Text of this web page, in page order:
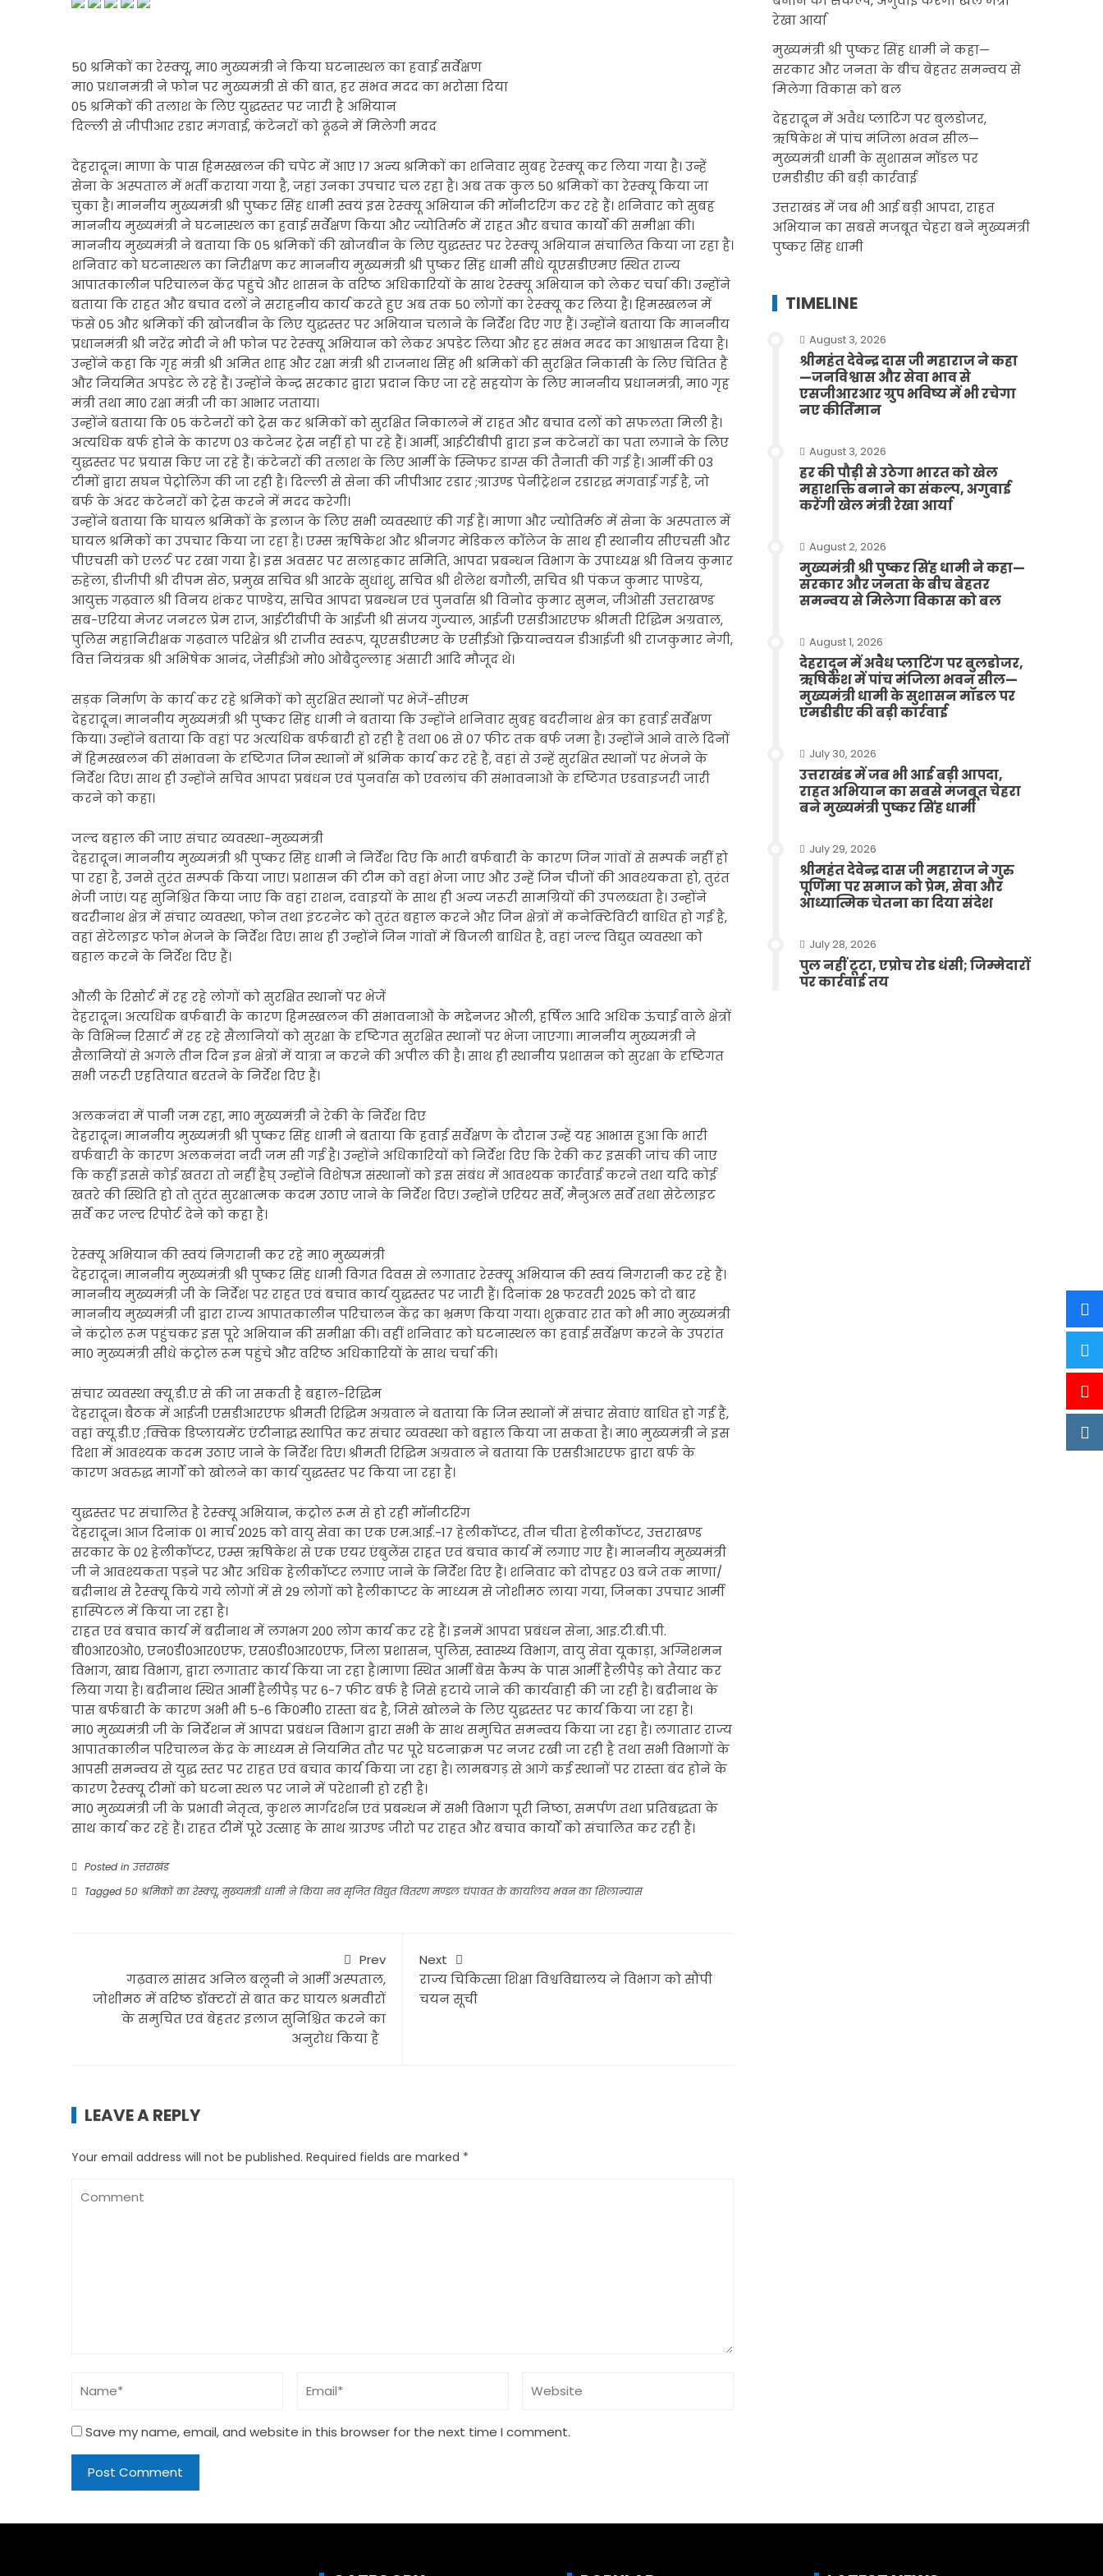
50 श्रमिकों का रेस्क्यू, मा0 मुख्यमंत्री ने किया घटनास्थल का हवाई सर्वेक्षण
मा0 प्रधानमंत्री ने फोन पर मुख्यमंत्री से की बात, हर संभव मदद का भरोसा दिया
05 श्रमिकों की तलाश के लिए युद्धस्तर पर जारी है अभियान
दिल्ली से जीपीआर रडार मंगवाई, कंटेनरों को ढूंढने में मिलेगी मदद
देहरादून। माणा के पास हिमस्खलन की चपेट में आए 17 अन्य श्रमिकों का शनिवार सुबह रेस्क्यू कर लिया गया है। उन्हें
सेना के अस्पताल में भर्ती कराया गया है, जहां उनका उपचार चल रहा है। अब तक कुल 50 श्रमिकों का रेस्क्यू किया जा
चुका है। माननीय मुख्यमंत्री श्री पुष्कर सिंह धामी स्वयं इस रेस्क्यू अभियान की मॉनीटरिंग कर रहे हैं। शनिवार को सुबह
माननीय मुख्यमंत्री ने घटनास्थल का हवाई सर्वेक्षण किया और ज्योतिर्मठ में राहत और बचाव कार्यों की समीक्षा की।
माननीय मुख्यमंत्री ने बताया कि 05 श्रमिकों की खोजबीन के लिए युद्धस्तर पर रेस्क्यू अभियान संचालित किया जा रहा है।
शनिवार को घटनास्थल का निरीक्षण कर माननीय मुख्यमंत्री श्री पुष्कर सिंह धामी सीधे यूएसडीएमए स्थित राज्य
आपातकालीन परिचालन केंद्र पहुंचे और शासन के वरिष्ठ अधिकारियों के साथ रेस्क्यू अभियान को लेकर चर्चा की। उन्होंने
बताया कि राहत और बचाव दलों ने सराहनीय कार्य करते हुए अब तक 50 लोगों का रेस्क्यू कर लिया है। हिमस्खलन में
फंसे 05 और श्रमिकों की खोजबीन के लिए युद्धस्तर पर अभियान चलाने के निर्देश दिए गए हैं। उन्होंने बताया कि माननीय
प्रधानमंत्री श्री नरेंद्र मोदी ने भी फोन पर रेस्क्यू अभियान को लेकर अपडेट लिया और हर संभव मदद का आश्वासन दिया है।
उन्होंने कहा कि गृह मंत्री श्री अमित शाह और रक्षा मंत्री श्री राजनाथ सिंह भी श्रमिकों की सुरक्षित निकासी के लिए चिंतित हैं
और नियमित अपडेट ले रहे हैं। उन्होंने केन्द्र सरकार द्वारा प्रदान किए जा रहे सहयोग के लिए माननीय प्रधानमंत्री, मा0 गृह
मंत्री तथा मा0 रक्षा मंत्री जी का आभार जताया।
उन्होंने बताया कि 05 कंटेनरों को ट्रेस कर श्रमिकों को सुरक्षित निकालने में राहत और बचाव दलों को सफलता मिली है।
अत्यधिक बर्फ होने के कारण 03 कंटेनर ट्रेस नहीं हो पा रहे हैं। आर्मी, आईटीबीपी द्वारा इन कंटेनरों का पता लगाने के लिए
युद्धस्तर पर प्रयास किए जा रहे हैं। कंटेनरों की तलाश के लिए आर्मी के स्निफर डाग्स की तैनाती की गई है। आर्मी की 03
टीमों द्वारा सघन पेट्रोलिंग की जा रही है। दिल्ली से सेना की जीपीआर रडार ;ग्राउण्ड पेनीट्रेशन रडारद्ध मंगवाई गई है, जो
बर्फ के अंदर कंटेनरों को ट्रेस करने में मदद करेगी।
उन्होंने बताया कि घायल श्रमिकों के इलाज के लिए सभी व्यवस्थाएं की गई हैं। माणा और ज्योतिर्मठ में सेना के अस्पताल में
घायल श्रमिकों का उपचार किया जा रहा है। एम्स ऋषिकेश और श्रीनगर मेडिकल कॉलेज के साथ ही स्थानीय सीएचसी और
पीएचसी को एलर्ट पर रखा गया है। इस अवसर पर सलाहकार समिति, आपदा प्रबन्धन विभाग के उपाध्यक्ष श्री विनय कुमार
रुहेला, डीजीपी श्री दीपम सेठ, प्रमुख सचिव श्री आरके सुधांशु, सचिव श्री शैलेश बगौली, सचिव श्री पंकज कुमार पाण्डेय,
आयुक्त गढ़वाल श्री विनय शंकर पाण्डेय, सचिव आपदा प्रबन्धन एवं पुनर्वास श्री विनोद कुमार सुमन, जीओसी उत्तराखण्ड
सब-एरिया मेजर जनरल प्रेम राज, आईटीबीपी के आईजी श्री संजय गुंज्याल, आईजी एसडीआरएफ श्रीमती रिद्धिम अग्रवाल,
पुलिस महानिरीक्षक गढ़वाल परिक्षेत्र श्री राजीव स्वरूप, यूएसडीएमए के एसीईओ क्रियान्वयन डीआईजी श्री राजकुमार नेगी,
वित्त नियंत्रक श्री अभिषेक आनंद, जेसीईओ मो0 ओबैदुल्लाह अंसारी आदि मौजूद थे।
सड़क निर्माण के कार्य कर रहे श्रमिकों को सुरक्षित स्थानों पर भेजें-सीएम
देहरादून। माननीय मुख्यमंत्री श्री पुष्कर सिंह धामी ने बताया कि उन्होंने शनिवार सुबह बदरीनाथ क्षेत्र का हवाई सर्वेक्षण
किया। उन्होंने बताया कि वहां पर अत्यधिक बर्फबारी हो रही है तथा 06 से 07 फीट तक बर्फ जमा है। उन्होंने आने वाले दिनों
में हिमस्खलन की संभावना के दृष्टिगत जिन स्थानों में श्रमिक कार्य कर रहे हैं, वहां से उन्हें सुरक्षित स्थानों पर भेजने के
निर्देश दिए। साथ ही उन्होंने सचिव आपदा प्रबंधन एवं पुनर्वास को एवलांच की संभावनाओं के दृष्टिगत एडवाइजरी जारी
करने को कहा।
जल्द बहाल की जाए संचार व्यवस्था-मुख्यमंत्री
देहरादून। माननीय मुख्यमंत्री श्री पुष्कर सिंह धामी ने निर्देश दिए कि भारी बर्फबारी के कारण जिन गांवों से सम्पर्क नहीं हो
पा रहा है, उनसे तुरंत सम्पर्क किया जाए। प्रशासन की टीम को वहां भेजा जाए और उन्हें जिन चीजों की आवश्यकता हो, तुरंत
भेजी जाएं। यह सुनिश्चित किया जाए कि वहां राशन, दवाइयों के साथ ही अन्य जरूरी सामग्रियों की उपलब्धता है। उन्होंने
बदरीनाथ क्षेत्र में संचार व्यवस्था, फोन तथा इंटरनेट को तुरंत बहाल करने और जिन क्षेत्रों में कनेक्टिविटी बाधित हो गई है,
वहां सेटेलाइट फोन भेजने के निर्देश दिए। साथ ही उन्होंने जिन गांवों में बिजली बाधित है, वहां जल्द विद्युत व्यवस्था को
बहाल करने के निर्देश दिए हैं।
औली के रिसोर्ट में रह रहे लोगों को सुरक्षित स्थानों पर भेजें
देहरादून। अत्यधिक बर्फबारी के कारण हिमस्खलन की संभावनाओं के मद्देनजर औली, हर्षिल आदि अधिक ऊंचाई वाले क्षेत्रों
के विभिन्न रिसार्ट में रह रहे सैलानियों को सुरक्षा के दृष्टिगत सुरक्षित स्थानों पर भेजा जाएगा। माननीय मुख्यमंत्री ने
सैलानियों से अगले तीन दिन इन क्षेत्रों में यात्रा न करने की अपील की है। साथ ही स्थानीय प्रशासन को सुरक्षा के दृष्टिगत
सभी जरूरी एहतियात बरतने के निर्देश दिए हैं।
अलकनंदा में पानी जम रहा, मा0 मुख्यमंत्री ने रेकी के निर्देश दिए
देहरादून। माननीय मुख्यमंत्री श्री पुष्कर सिंह धामी ने बताया कि हवाई सर्वेक्षण के दौरान उन्हें यह आभास हुआ कि भारी
बर्फबारी के कारण अलकनंदा नदी जम सी गई है। उन्होंने अधिकारियों को निर्देश दिए कि रेकी कर इसकी जांच की जाए
कि कहीं इससे कोई खतरा तो नहीं हैघ् उन्होंने विशेषज्ञ संस्थानों को इस संबंध में आवश्यक कार्रवाई करने तथा यदि कोई
खतरे की स्थिति हो तो तुरंत सुरक्षात्मक कदम उठाए जाने के निर्देश दिए। उन्होंने एरियर सर्वे, मैनुअल सर्वे तथा सेटेलाइट
सर्वे कर जल्द रिपोर्ट देने को कहा है।
रेस्क्यू अभियान की स्वयं निगरानी कर रहे मा0 मुख्यमंत्री
देहरादून। माननीय मुख्यमंत्री श्री पुष्कर सिंह धामी विगत दिवस से लगातार रेस्क्यू अभियान की स्वयं निगरानी कर रहे हैं।
माननीय मुख्यमंत्री जी के निर्देश पर राहत एवं बचाव कार्य युद्धस्तर पर जारी हैं। दिनांक 28 फरवरी 2025 को दो बार
माननीय मुख्यमंत्री जी द्वारा राज्य आपातकालीन परिचालन केंद्र का भ्रमण किया गया। शुक्रवार रात को भी मा0 मुख्यमंत्री
ने कंट्रोल रूम पहुंचकर इस पूरे अभियान की समीक्षा की। वहीं शनिवार को घटनास्थल का हवाई सर्वेक्षण करने के उपरांत
मा0 मुख्यमंत्री सीधे कंट्रोल रूम पहुंचे और वरिष्ठ अधिकारियों के साथ चर्चा की।
संचार व्यवस्था क्यू.डी.ए से की जा सकती है बहाल-रिद्धिम
देहरादून। बैठक में आईजी एसडीआरएफ श्रीमती रिद्धिम अग्रवाल ने बताया कि जिन स्थानों में संचार सेवाएं बाधित हो गई हैं,
वहां क्यू.डी.ए ;क्विक डिप्लायमेंट एंटीनाद्ध स्थापित कर संचार व्यवस्था को बहाल किया जा सकता है। मा0 मुख्यमंत्री ने इस
दिशा में आवश्यक कदम उठाए जाने के निर्देश दिए। श्रीमती रिद्धिम अग्रवाल ने बताया कि एसडीआरएफ द्वारा बर्फ के
कारण अवरुद्ध मार्गों को खोलने का कार्य युद्धस्तर पर किया जा रहा है।
युद्धस्तर पर संचालित है रेस्क्यू अभियान, कंट्रोल रूम से हो रही मॉनीटरिंग
देहरादून। आज दिनांक 01 मार्च 2025 को वायु सेवा का एक एम.आई.-17 हेलीकॉप्टर, तीन चीता हेलीकॉप्टर, उत्तराखण्ड
सरकार के 02 हेलीकॉप्टर, एम्स ऋषिकेश से एक एयर एंबुलेंस राहत एवं बचाव कार्य में लगाए गए हैं। माननीय मुख्यमंत्री
जी ने आवश्यकता पड़ने पर और अधिक हेलीकॉप्टर लगाए जाने के निर्देश दिए हैं। शनिवार को दोपहर 03 बजे तक माणा/
बद्रीनाथ से रैस्क्यू किये गये लोगों में से 29 लोगों को हैलीकाप्टर के माध्यम से जोशीमठ लाया गया, जिनका उपचार आर्मी
हास्पिटल में किया जा रहा है।
राहत एवं बचाव कार्य में बद्रीनाथ में लगभग 200 लोग कार्य कर रहे हैं। इनमें आपदा प्रबंधन सेना, आइ.टी.बी.पी.
बी0आर0ओ0, एन0डी0आर0एफ, एस0डी0आर0एफ, जिला प्रशासन, पुलिस, स्वास्थ्य विभाग, वायु सेवा यूकाड़ा, अग्निशमन
विभाग, खाद्य विभाग, द्वारा लगातार कार्य किया जा रहा है।माणा स्थित आर्मी बेस कैम्प के पास आर्मी हैलीपैड़ को तैयार कर
लिया गया है। बद्रीनाथ स्थित आर्मी हैलीपैड़ पर 6-7 फीट बर्फ है जिसे हटाये जाने की कार्यवाही की जा रही है। बद्रीनाथ के
पास बर्फबारी के कारण अभी भी 5-6 कि0मी0 रास्ता बंद है, जिसे खोलने के लिए युद्धस्तर पर कार्य किया जा रहा है।
मा0 मुख्यमंत्री जी के निर्देशन में आपदा प्रबंधन विभाग द्वारा सभी के साथ समुचित समन्वय किया जा रहा है। लगातार राज्य
आपातकालीन परिचालन केंद्र के माध्यम से नियमित तौर पर पूरे घटनाक्रम पर नजर रखी जा रही है तथा सभी विभागों के
आपसी समन्वय से युद्ध स्तर पर राहत एवं बचाव कार्य किया जा रहा है। लामबगड़ से आगे कई स्थानों पर रास्ता बंद होने के
कारण रैस्क्यू टीमों को घटना स्थल पर जाने में परेशानी हो रही है।
मा0 मुख्यमंत्री जी के प्रभावी नेतृत्व, कुशल मार्गदर्शन एवं प्रबन्धन में सभी विभाग पूरी निष्ठा, समर्पण तथा प्रतिबद्धता के
साथ कार्य कर रहे हैं। राहत टीमें पूरे उत्साह के साथ ग्राउण्ड जीरो पर राहत और बचाव कार्यों को संचालित कर रही हैं।
Posted in उत्तराखंड
Tagged 50 श्रमिकों का रेस्क्यू, मुख्यमंत्री धामी ने किया नव सृजित विद्युत वितरण मण्डल चंपावत के कार्यालय भवन का शिलान्यास
Prev
गढ़वाल सांसद अनिल बलूनी ने आर्मी अस्पताल,
जोशीमठ में वरिष्ठ डॉक्टरों से बात कर घायल श्रमवीरों
के समुचित एवं बेहतर इलाज सुनिश्चित करने का
अनुरोध किया है
Next
राज्य चिकित्सा शिक्षा विश्वविद्यालय ने विभाग को सौंपी
चयन सूची
LEAVE A REPLY
Your email address will not be published. Required fields are marked *
Save my name, email, and website in this browser for the next time I comment.
रेखा आर्या
मुख्यमंत्री श्री पुष्कर सिंह धामी ने कहा—
सरकार और जनता के बीच बेहतर समन्वय से
मिलेगा विकास को बल
देहरादून में अवैध प्लाटिंग पर बुलडोजर,
ऋषिकेश में पांच मंजिला भवन सील—
मुख्यमंत्री धामी के सुशासन मॉडल पर
एमडीडीए की बड़ी कार्रवाई
उत्तराखंड में जब भी आई बड़ी आपदा, राहत
अभियान का सबसे मजबूत चेहरा बने मुख्यमंत्री
पुष्कर सिंह धामी
TIMELINE
August 3, 2026
श्रीमहंत देवेन्द्र दास जी महाराज ने कहा
—जनविश्वास और सेवा भाव से
एसजीआरआर ग्रुप भविष्य में भी रचेगा
नए कीर्तिमान
August 3, 2026
हर की पौड़ी से उठेगा भारत को खेल
महाशक्ति बनाने का संकल्प, अगुवाई
करेंगी खेल मंत्री रेखा आर्या
August 2, 2026
मुख्यमंत्री श्री पुष्कर सिंह धामी ने कहा—
सरकार और जनता के बीच बेहतर
समन्वय से मिलेगा विकास को बल
August 1, 2026
देहरादून में अवैध प्लाटिंग पर बुलडोजर,
ऋषिकेश में पांच मंजिला भवन सील—
मुख्यमंत्री धामी के सुशासन मॉडल पर
एमडीडीए की बड़ी कार्रवाई
July 30, 2026
उत्तराखंड में जब भी आई बड़ी आपदा,
राहत अभियान का सबसे मजबूत चेहरा
बने मुख्यमंत्री पुष्कर सिंह धामी
July 29, 2026
श्रीमहंत देवेन्द्र दास जी महाराज ने गुरु
पूर्णिमा पर समाज को प्रेम, सेवा और
आध्यात्मिक चेतना का दिया संदेश
July 28, 2026
पुल नहीं टूटा, एप्रोच रोड धंसी; जिम्मेदारों
पर कार्रवाई तय